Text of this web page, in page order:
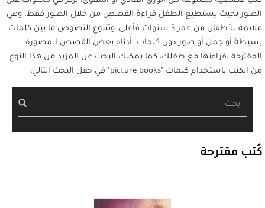
الصور بحيث يستطيع الطفل قراءة القصص من خلال الصور فقط. وهي
ملائمة للأطفال من عمر 3 سنوات فأعلى، وتتنوع النصوص ما بين كلمات
بسيطة أو جمل أو صور دون كلمات. أدناه بعض القصص المصورة
المقترحة لقراءتها مع طفلك، كما يمكنك البحث عن المزيد من هذا النوع
من الكتب باستخدام كلمات "picture books" في حقل البحث التالي:
بحث
كُتب مقترحة